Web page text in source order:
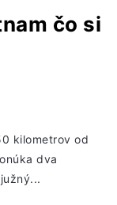
čo si
kilometrov od
dva